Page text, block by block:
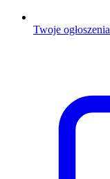
Twoje ogłoszenia